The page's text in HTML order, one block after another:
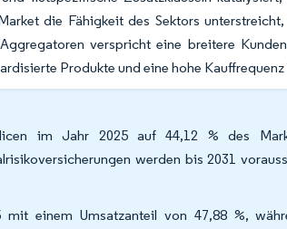
die Fähigkeit des Sektors
verspricht eine breitere
Produkte und eine hohe
im Jahr 2025 auf 44,12 % des
werden bis 2031
einem Umsatzanteil von 47,88 %,